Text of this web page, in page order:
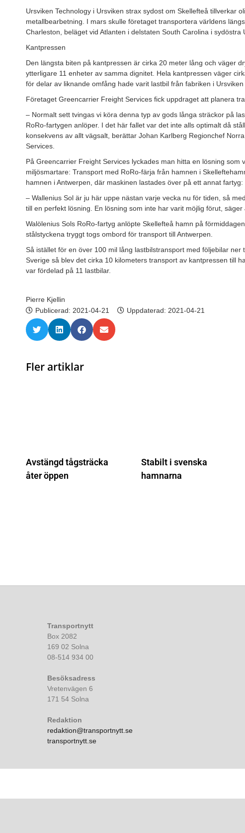
Ursviken Technology i Ursviken strax sydost om Skellefteå tillverkar
metallbearbetning. I mars skulle företaget transportera världens
Charleston, beläget vid Atlanten i delstaten South Carolina i sydöstra
Kantpressen
Den längsta biten på kantpressen är cirka 20 meter lång och väger
ytterligare 11 enheter av samma dignitet. Hela kantpressen väger
för delar av liknande omfång hade varit lastbil från fabriken i Ursviken
Företaget Greencarrier Freight Services fick uppdraget att planera
– Normalt sett tvingas vi köra denna typ av gods långa sträckor på
RoRo-fartygen anlöper. I det här fallet var det inte alls optimalt då
konsekvens av allt vägsalt, berättar Johan Karlberg Regionchef
Services.
På Greencarrier Freight Services lyckades man hitta en lösning som
miljösmartare: Transport med RoRo-färja från hamnen i
hamnen i Antwerpen, där maskinen lastades över på ett annat fartyg:
– Wallenius Sol är ju här uppe nästan varje vecka nu för tiden, så
till en perfekt lösning. En lösning som inte har varit möjlig förut, säger
Walölenius Sols RoRo-fartyg anlöpte Skellefteå hamn på
stålstyckena tryggt togs ombord för transport till Antwerpen.
Så istället för en över 100 mil lång lastbilstransport med följebilar ner
Sverige så blev det cirka 10 kilometers transport av kantpressen till
var fördelad på 11 lastbilar.
Pierre Kjellin
Publicerad: 2021-04-21 Uppdaterad: 2021-04-21
Fler artiklar
Avstängd tågsträcka
åter öppen
Stabilt i svenska
hamnarna
Transportnytt
Box 2082
169 02 Solna
08-514 934 00
Besöksadress
Vretenvägen 6
171 54 Solna
Redaktion
redaktion@transportnytt.se
transportnytt.se